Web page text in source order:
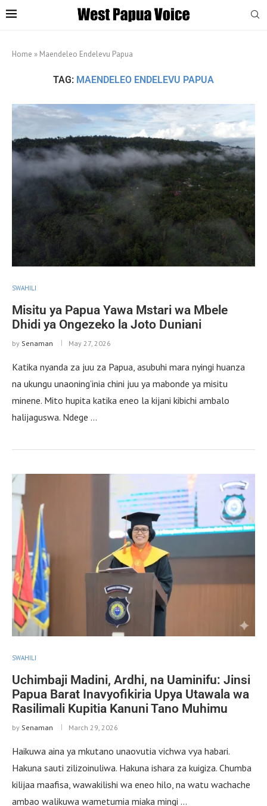
Home » Maendeleo Endelevu Papua
TAG: MAENDELEO ENDELEVU PAPUA
SWAHILI
Misitu ya Papua Yawa Mstari wa Mbele
Dhidi ya Ongezeko la Joto Duniani
by Senaman May 27, 2026
Katika nyanda za juu za Papua, asubuhi mara nyingi huanza
na ukungu unaoning’inia chini juu ya mabonde ya misitu
minene. Mito hupita katika eneo la kijani kibichi ambalo
halijaguswa. Ndege …
SWAHILI
Uchimbaji Madini, Ardhi, na Uaminifu: Jinsi
Papua Barat Inavyofikiria Upya Utawala wa
Rasilimali Kupitia Kanuni Tano Muhimu
by Senaman March 29, 2026
Haikuwa aina ya mkutano unaovutia vichwa vya habari.
Hakuna sauti zilizoinuliwa. Hakuna ishara za kuigiza. Chumba
kilijaa maafisa, wawakilishi wa eneo hilo, na watu wachache
ambao walikuwa wametumia miaka mingi …